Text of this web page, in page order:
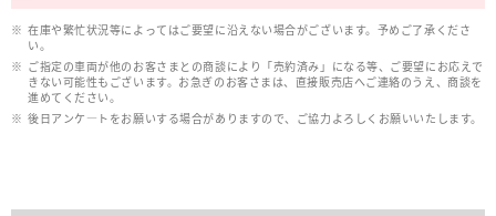
在庫や繁忙状況等によってはご要望に沿えない場合がございます。予めご了承くださ
い。
ご指定の車両が他のお客さまとの商談により「売約済み」になる等、ご要望にお応えで
きない可能性もございます。お急ぎのお客さまは、直接販売店へご連絡のうえ、商談を
進めてください。
後日アンケ―トをお願いする場合がありますので、ご協力よろしくお願いいたします。